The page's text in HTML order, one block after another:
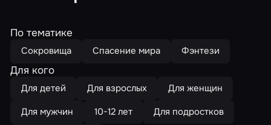
По тематике
Сокровища Спасение мира Фэнтези
Для кого
Для детей Для взрослых
Для женщин
Для мужчин
10-12 лет
Для подростков